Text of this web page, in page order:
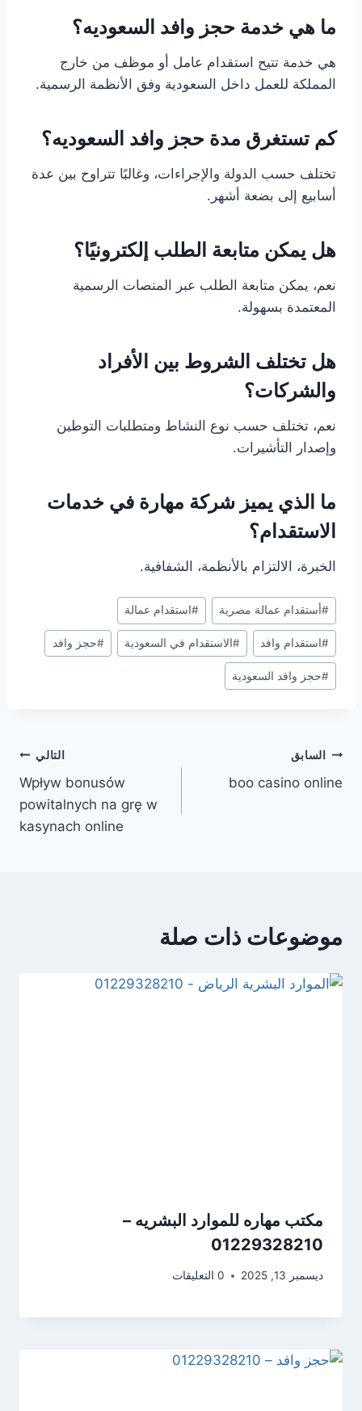
ما هي خدمة حجز وافد السعوديه؟
هي خدمة تتيح استقدام عامل أو موظف من خارج
المملكة للعمل داخل السعودية وفق الأنظمة الرسمية.
كم تستغرق مدة حجز وافد السعوديه؟
تختلف حسب الدولة والإجراءات، وغالبًا تتراوح بين عدة
أسابيع إلى بضعة أشهر.
هل يمكن متابعة الطلب إلكترونيًا؟
نعم، يمكن متابعة الطلب عبر المنصات الرسمية
المعتمدة بسهولة.
هل تختلف الشروط بين الأفراد
والشركات؟
نعم، تختلف حسب نوع النشاط ومتطلبات التوطين
وإصدار التأشيرات.
ما الذي يميز شركة مهارة في خدمات
الاستقدام؟
الخبرة، الالتزام بالأنظمة، الشفافية.
#أستقدام عمالة مصرية #استقدام عمالة
#استقدام وافد #الاستقدام في السعودية #حجز وافد
#حجز وافد السعودية
السابق
boo casino online
التالي
Wpływ bonusów
powitalnych na grę w
kasynach online
موضوعات ذات صلة
مكتب مهاره للموارد البشريه –
01229328210
ديسمبر 13, 2025 0 التعليقات